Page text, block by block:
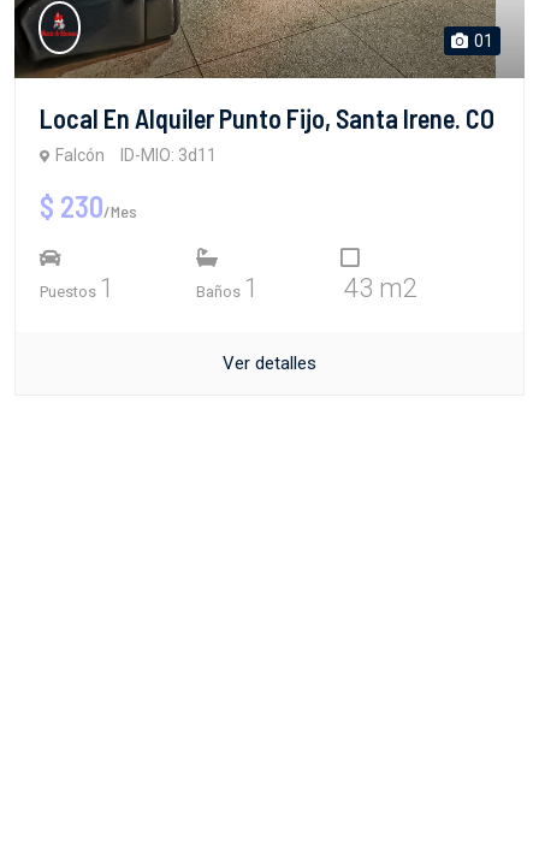
01
Local En Alquiler Punto Fijo, Santa Irene. CO
Falcón ID-MIO: 3d11
$ 230/Mes
Puestos 1 Baños 1 43 m2
Ver detalles